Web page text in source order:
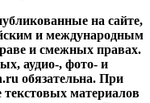
на сайте,
и международным
и смежных правах.
аудио-, фото- и
обязательна. При
текстовых материалов